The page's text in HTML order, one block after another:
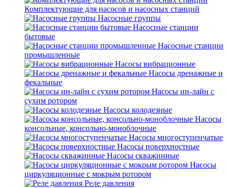
Комплектующие для насосов и насосных станций
Насосные группы
Насосные станции
бытовые
Насосные станции
промышленные
Насосы вибрационные
Насосы дренажные и
фекальные
Насосы ин-лайн с
сухим ротором
Насосы колодезные
Насосы
консольные, консольно-моноблочные
Насосы многоступенчатые
Насосы поверхностные
Насосы скважинные
Насосы
циркуляционные с мокрым ротором
Реле давления